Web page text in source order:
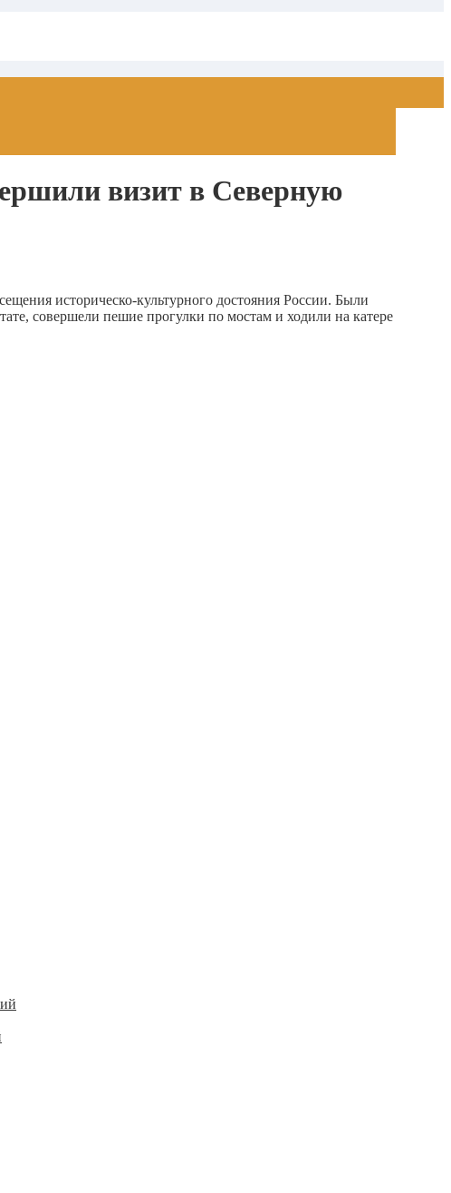
визит в Северную
историческо-культурного достояния России. Были
совершели пешие прогулки по мостам и ходили на катере